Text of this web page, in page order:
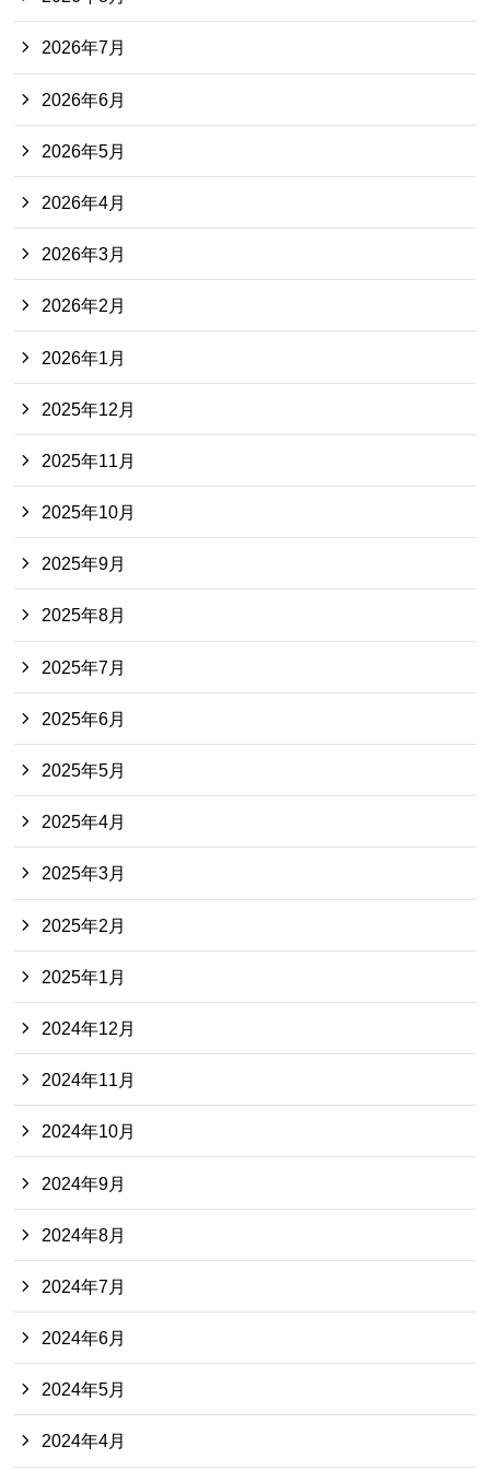
2026年7月
2026年6月
2026年5月
2026年4月
2026年3月
2026年2月
2026年1月
2025年12月
2025年11月
2025年10月
2025年9月
2025年8月
2025年7月
2025年6月
2025年5月
2025年4月
2025年3月
2025年2月
2025年1月
2024年12月
2024年11月
2024年10月
2024年9月
2024年8月
2024年7月
2024年6月
2024年5月
2024年4月